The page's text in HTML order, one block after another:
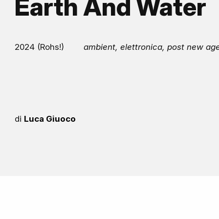
Earth And Water
2024 (Rohs!) ambient, elettronica, post new
di Luca Giuoco